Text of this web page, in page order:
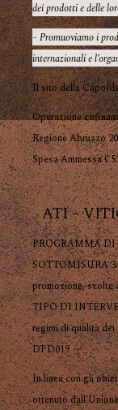
dei prodotti e delle
– Promuoviamo i
internazionali e
Il sito della
Operazione
Regione Abruzzo
Spesa Ammessa €
ATI –
PROGRAMMA DI
SOTTOMISURA
promozione, svolte
TIPO DI
regimi di qualità
DPD019
In linea con gli
ottenuto